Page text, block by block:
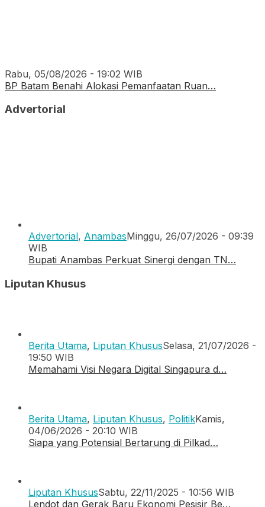
Rabu, 05/08/2026 - 19:02 WIB
BP Batam Benahi Alokasi Pemanfaatan Ruan…
Advertorial
Advertorial, AnambasMinggu, 26/07/2026 - 09:39
WIB
Bupati Anambas Perkuat Sinergi dengan TN…
Liputan Khusus
Berita Utama, Liputan KhususSelasa, 21/07/2026 -
19:50 WIB
Memahami Visi Negara Digital Singapura d…
Berita Utama, Liputan Khusus, PolitikKamis,
04/06/2026 - 20:10 WIB
Siapa yang Potensial Bertarung di Pilkad…
Liputan KhususSabtu, 22/11/2025 - 10:56 WIB
Lendot dan Gerak Baru Ekonomi Pesisir Be…